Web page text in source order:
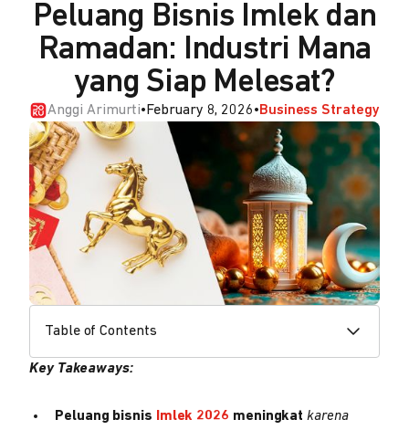
Peluang Bisnis Imlek dan
Ramadan: Industri Mana
yang Siap Melesat?
Anggi Arimurti• February 8, 2026•Business Strategy
Table of Contents
Key Takeaways:
Peluang bisnis Imlek 2026 meningkat karena